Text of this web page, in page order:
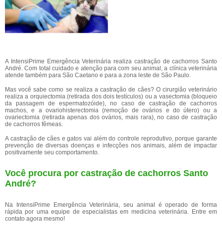
A IntensiPrime Emergência Veterinária realiza castração de cachorros Santo
André. Com total cuidado e atenção para com seu animal, a clínica veterinária
atende também para São Caetano e para a zona leste de São Paulo.
Mas você sabe como se realiza a castração de cães? O cirurgião veterinário
realiza a orquiectomia (retirada dos dois testículos) ou a vasectomia (bloqueio
da passagem de espermatozóide), no caso de castração de cachorros
machos, e a ovariohisterectomia (remoção de ovários e do útero) ou a
ovariectomia (retirada apenas dos ovários, mais rara), no caso de castração
de cachorros fêmeas.
A castração de cães e gatos vai além do controle reprodutivo, porque garante
prevenção de diversas doenças e infecções nos animais, além de impactar
positivamente seu comportamento.
Você procura por castração de cachorros Santo
André?
Na IntensiPrime Emergência Veterinária, seu animal é operado de forma
rápida por uma equipe de especialistas em medicina veterinária. Entre em
contato agora mesmo!